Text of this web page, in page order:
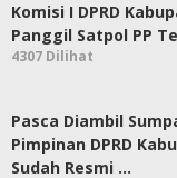
Komisi I DPRD
Panggil Satpol PP
4307 Dilihat
Pasca Diambil
Pimpinan DPRD
Sudah Resmi …